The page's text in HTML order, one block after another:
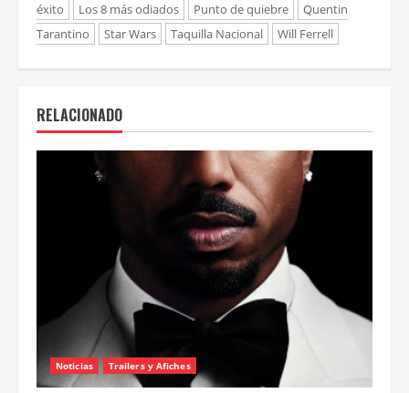
éxito
Los 8 más odiados Punto de quiebre
Quentin
Tarantino
Star Wars Taquilla Nacional Will Ferrell
RELACIONADO
Noticias Trailers y Afiches